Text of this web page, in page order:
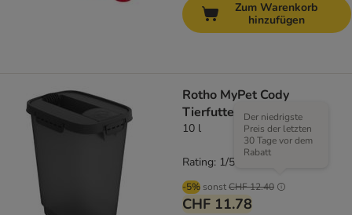
Zum Warenkorb
hinzufügen
Rotho MyPet Cody
Tierfutterbehälter
10 l
-5% sonstCHF 12.40
Der niedrigste
Preis der letzten
30 Tage vor dem
Rabatt
CHF 11.78
Rating: 1/5